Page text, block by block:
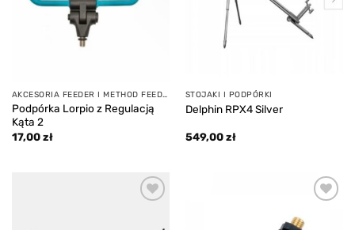
AKCESORIA FEEDER I METHOD FEEDER
Podpórka Lorpio z Regulacją
Kąta 2
17,00zł
STOJAKI I PODPÓRKI
Delphin RPX4 Silver
549,00zł
wishlist